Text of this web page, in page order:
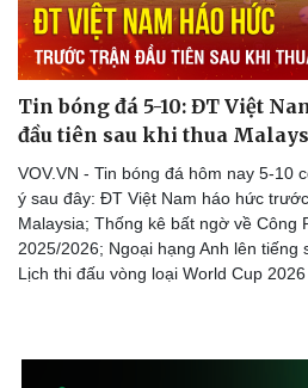
Tin bóng đá 5-10: ĐT Việt
đầu tiên sau khi thua
VOV.VN - Tin bóng đá hôm nay 5-10
ý sau đây: ĐT Việt Nam háo hức
Malaysia; Thống kê bất ngờ về Công
2025/2026; Ngoại hạng Anh lên tiếng
Lịch thi đấu vòng loại World Cup